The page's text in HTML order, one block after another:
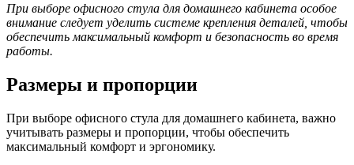
При выборе офисного стула для домашнего кабинета особое
внимание следует уделить системе крепления деталей, чтобы
обеспечить максимальный комфорт и безопасность во время
работы.
Размеры и пропорции
При выборе офисного стула для домашнего кабинета, важно
учитывать размеры и пропорции, чтобы обеспечить
максимальный комфорт и эргономику.